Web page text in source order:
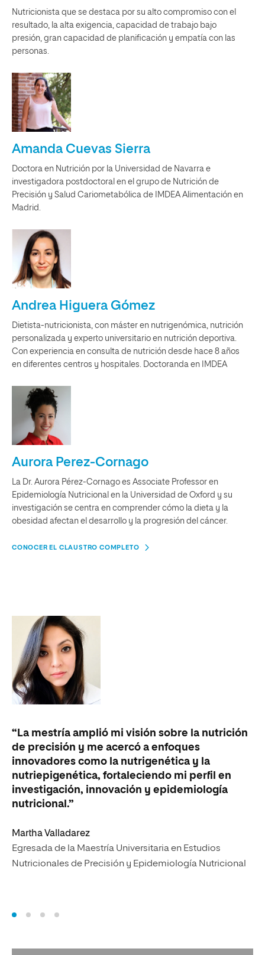
Nutricionista que se destaca por su alto compromiso con el
resultado, la alta exigencia, capacidad de trabajo bajo
presión, gran capacidad de planificación y empatía con las
personas.
Amanda Cuevas Sierra
Doctora en Nutrición por la Universidad de Navarra e
investigadora postdoctoral en el grupo de Nutrición de
Precisión y Salud Cariometabólica de IMDEA Alimentación en
Madrid.
Andrea Higuera Gómez
Dietista-nutricionista, con máster en nutrigenómica, nutrición
personalizada y experto universitario en nutrición deportiva.
Con experiencia en consulta de nutrición desde hace 8 años
en diferentes centros y hospitales. Doctoranda en IMDEA
Aurora Perez-Cornago
La Dr. Aurora Pérez-Cornago es Associate Professor en
Epidemiología Nutricional en la Universidad de Oxford y su
investigación se centra en comprender cómo la dieta y la
obesidad afectan el desarrollo y la progresión del cáncer.
CONOCER EL CLAUSTRO COMPLETO
“La mestría amplió mi visión sobre la nutrición
de precisión y me acercó a enfoques
innovadores como la nutrigenética y la
nutriepigenética, fortaleciendo mi perfil en
investigación, innovación y epidemiología
nutricional.”
Martha Valladarez
Egresada de la Maestría Universitaria en Estudios
Nutricionales de Precisión y Epidemiología Nutricional